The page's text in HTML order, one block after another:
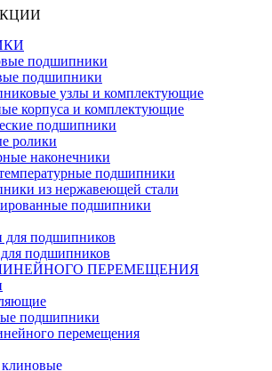
подшипники
подшипники
узлы и комплектующие
корпуса и комплектующие
подшипники
ролики
наконечники
подшипники
из нержавеющей стали
подшипники
подшипников
подшипников
ПЕРЕМЕЩЕНИЯ
подшипники
перемещения